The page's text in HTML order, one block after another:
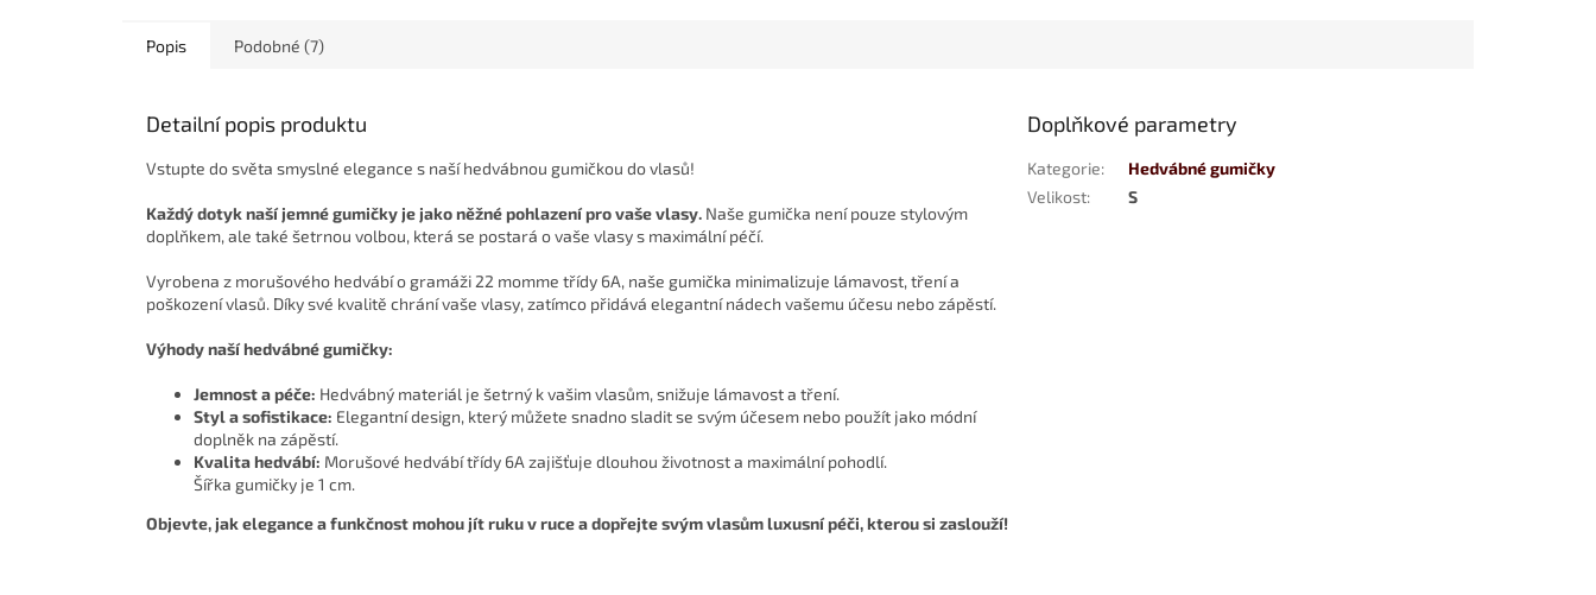
Popis Podobné (7)
Detailní popis produktu
Vstupte do světa smyslné elegance s naší hedvábnou gumičkou do vlasů!
Každý dotyk naší jemné gumičky je jako něžné pohlazení pro vaše vlasy. Naše gumička není pouze stylovým
doplňkem, ale také šetrnou volbou, která se postará o vaše vlasy s maximální péčí.
Vyrobena z morušového hedvábí o gramáži 22 momme třídy 6A, naše gumička minimalizuje lámavost, tření a
poškození vlasů. Díky své kvalitě chrání vaše vlasy, zatímco přidává elegantní nádech vašemu účesu nebo zápěstí.
Výhody naší hedvábné gumičky:
Jemnost a péče: Hedvábný materiál je šetrný k vašim vlasům, snižuje lámavost a tření.
Styl a sofistikace: Elegantní design, který můžete snadno sladit se svým účesem nebo použít jako módní
doplněk na zápěstí.
Kvalita hedvábí: Morušové hedvábí třídy 6A zajišťuje dlouhou životnost a maximální pohodlí.
Šířka gumičky je 1 cm.
Objevte, jak elegance a funkčnost mohou jít ruku v ruce a dopřejte svým vlasům luxusní péči, kterou si zaslouží!
Doplňkové parametry
Kategorie:
Hedvábné gumičky
Velikost: S